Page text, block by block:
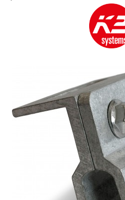
Cabluri semnalizare si control
Conductori flexibili cupru
Cabluri boxe
Cabluri semnalizare incendiu
Cabluri semnalizare si control